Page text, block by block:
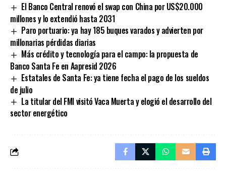
El Banco Central renovó el swap con China por US$20.000
millones y lo extendió hasta 2031
Paro portuario: ya hay 185 buques varados y advierten por
millonarias pérdidas diarias
Más crédito y tecnología para el campo: la propuesta de
Banco Santa Fe en Aapresid 2026
Estatales de Santa Fe: ya tiene fecha el pago de los sueldos
de julio
La titular del FMI visitó Vaca Muerta y elogió el desarrollo del
sector energético